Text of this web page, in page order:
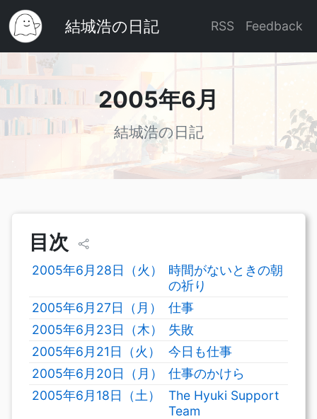
結城浩の日記 RSS Feedback
2005年6月
結城浩の日記
目次
2005年6月28日（火）
時間がないときの朝
の祈り
2005年6月27日（月）
仕事
2005年6月23日（木）
失敗
2005年6月21日（火）
今日も仕事
2005年6月20日（月）
仕事のかけら
2005年6月18日（土）
The Hyuki Support
Team